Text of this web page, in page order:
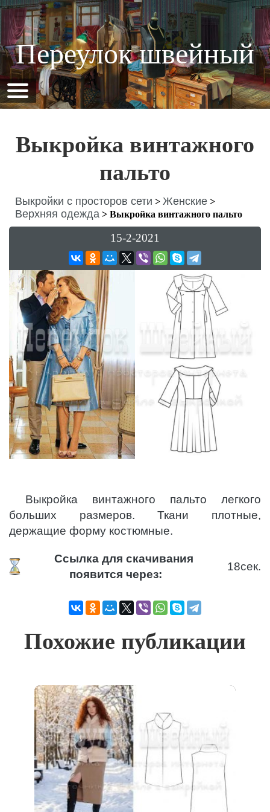
Переулок швейный
Выкройка винтажного
пальто
Выкройки с просторов сети > Женские >
Верхняя одежда > Выкройка винтажного пальто
15-2-2021
Выкройка винтажного пальто легкого
больших размеров. Ткани плотные,
держащие форму костюмные.
Ссылка для скачивания
появится через:
18сек.
Похожие публикации